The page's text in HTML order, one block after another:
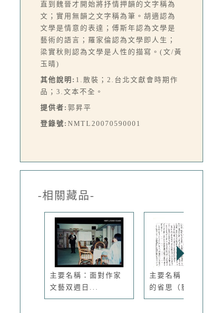
直到魏晉才開始將抒情押韻的文字稱為
文；實用無韻之文字稱為筆。胡適認為
文學是情意的表達；傅斯年認為文學是
藝術的語言；羅家倫認為文學即人生；
梁實秋則認為文學是人性的描寫。(文/黃
玉晴)
其他說明: 1.散裝；2.台北文獻會時期作
品；3.文本不全。
提供者: 郭昇平
登錄號: NMTL20070590001
-相關藏品-
主要名稱：面對作家
文藝双週日...
主要名稱：筆墨歲月
的省思（影...